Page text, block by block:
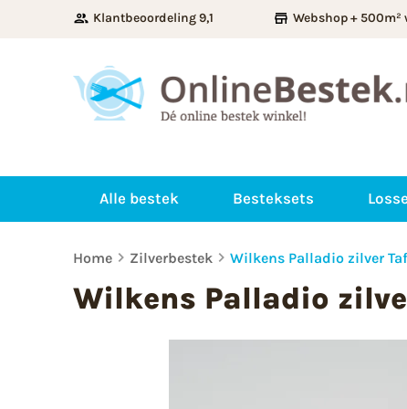
Klantbeoordeling 9,1 Webshop + 500m²
Alle bestek Besteksets
Home Zilverbestek Wilkens Palladio zilver
Wilkens Palladio